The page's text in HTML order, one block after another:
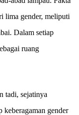
lima gender, meliputi
Dalam setiap
ruang
tadi, sejatinya
keberagaman gender